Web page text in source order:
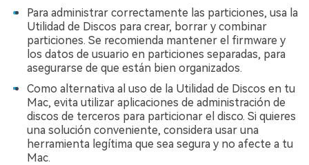
Para administrar correctamente las particiones, usa la
Utilidad de Discos para crear, borrar y combinar
particiones.󠀲󠀡󠀩󠀣󠀡󠀣󠀠󠀧󠀧󠀳󠀰 Se recomienda mantener el firmware y
los datos de usuario en particiones separadas, para
asegurarse de que están bien organizados.󠀲󠀡󠀩󠀣󠀡󠀣󠀠󠀧󠀨
Como alternativa al uso de la Utilidad de Discos en tu
Mac, evita utilizar aplicaciones de administración de
discos de terceros para particionar el disco.󠀲󠀡󠀩󠀣󠀡󠀣󠀠󠀧󠀩󠀳󠀰 Si quieres
una solución conveniente, considera usar una
herramienta legítima que sea segura y no afecte a tu
Mac.󠀲󠀡󠀩󠀣󠀡󠀣󠀠󠀨󠀠󠀳